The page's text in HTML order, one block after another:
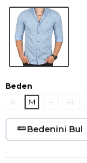
Buz Mavisi
Beden
S
M L XL
Bedenini Bul